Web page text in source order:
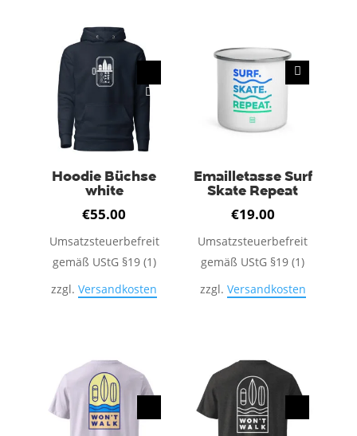
mehrere
Varianten
auf.
Optionen
können
auf
der
Produktseite
werden
Varianten
auf.
Die
Optionen
können
der
Produktseite
gewählt
werden
Hoodie Büchse
white
€55.00
Umsatzsteuerbefreit
gemäß UStG §19 (1)
zzgl.Versandkosten
weist
mehrere
Varianten
auf.
Emailletasse Surf
Skate Repeat
€19.00
Umsatzsteuerbefreit
gemäß UStG §19 (1)
zzgl. Versandkosten